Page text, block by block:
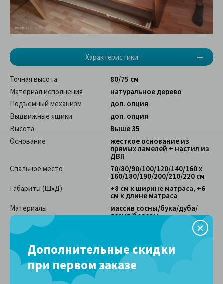
Характеристики
Точная высота
80/75 см
Материал исполнения
натуральное дерево
Подъемный механизм
доп. опция
Выдвижные ящики
доп. опция
Высота
Выше 35
Основание
жесткое основание из
прямых ламелей + настил из
ДВП
Спальное место
70/80/90/100/120/140/160 х
160/180/190/200/210/220 см
Габариты (ШхД)
+8 см к ширине матраса, +6
см к длине матраса
Материалы
массив сосны/бука/дуба/
ясеня/березы
Высота изголовья
Углубление под матрас
7 см
Макс. нагрузка на
спальное место
140 кг
Дополнительные скидки
при первом заказе